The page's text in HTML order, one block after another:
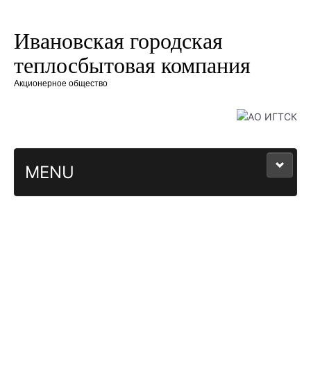
Ивановская городская
теплосбытовая компания
Акционерное общество
MENU